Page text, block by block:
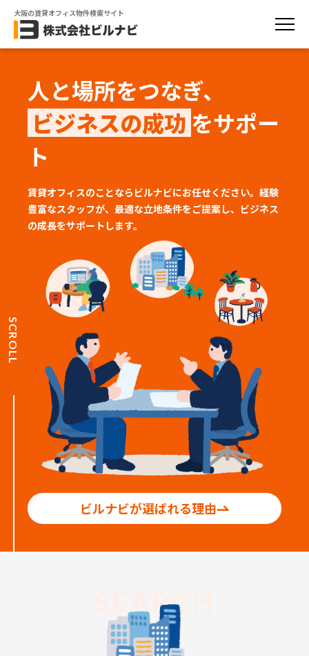
大阪の賃貸オフィス物件検索サイト
人と場所をつなぎ、
ビジネスの成功 をサポー
ト
賃貸オフィスのことならビルナビにお任せください。経験
豊富なスタッフが、 最適な立地条件をご提案し、ビジネス
の成長をサポートします。
ビルナビが選ばれる理由
SCROLL
SEARCH